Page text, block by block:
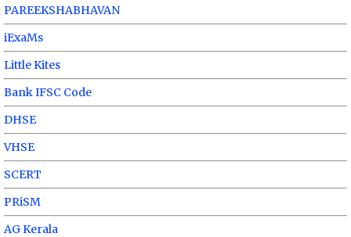
PAREEKSHABHAVAN
iExaMs
Little Kites
Bank IFSC Code
DHSE
VHSE
SCERT
PRiSM
AG Kerala